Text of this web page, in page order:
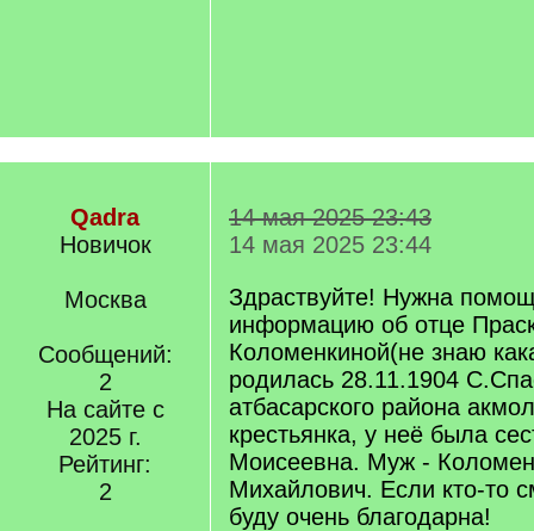
Qadra
Новичок
Москва
Сообщений:
2
На сайте с
2025 г.
Рейтинг:
2
14 мая 2025 23:43
14 мая 2025 23:44
Здраствуйте! Нужна
информацию об отце
Коломенкиной(не знаю
родилась 28.11.1904
атбасарского района
крестьянка, у неё была
Моисеевна. Муж -
Михайлович. Если кто-то
буду очень благодарна!